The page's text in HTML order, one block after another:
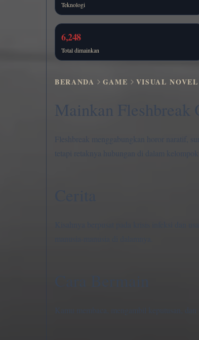
Teknologi
6,248
Total dimainkan
BERANDA GAME VISUAL
Mainkan Fleshbreak
Fleshbreak menggabungkan horor naratif,
tetapi retaknya hubungan di dalam kelompok
Kisahnya berpusat pada krisis infeksi dan
Kamu membaca, mengambil keputusan,